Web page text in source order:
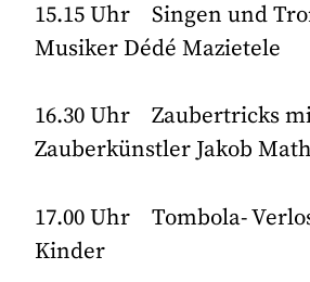
15.15 Uhr Singen und
Musiker Dédé Mazietele
16.30 Uhr Zaubertricks
Zauberkünstler Jakob
17.00 Uhr Tombola-
Kinder